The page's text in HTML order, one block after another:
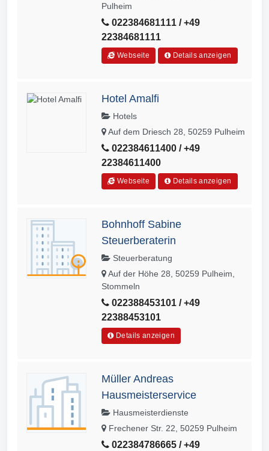
Pulheim
022384681111 / +49
22384681111
Webseite Details anzeigen
Hotel Amalfi
Hotels
Auf dem Driesch 28, 50259 Pulheim
022384611400 / +49
22384611400
Webseite Details anzeigen
Bohnhoff Sabine
Steuerberaterin
Steuerberatung
Auf der Höhe 28, 50259 Pulheim,
Stommeln
022388453101 / +49
22388453101
Details anzeigen
Müller Andreas
Hausmeisterservice
Hausmeisterdienste
Frechener Str. 22, 50259 Pulheim
022384786665 / +49